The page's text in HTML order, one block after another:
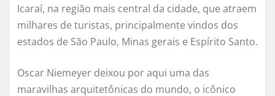
Icaraí, na região mais central da cidade, que atraem
milhares de turistas, principalmente vindos dos
estados de São Paulo, Minas gerais e Espírito Santo.
Oscar Niemeyer deixou por aqui uma das
maravilhas arquitetônicas do mundo, o icônico